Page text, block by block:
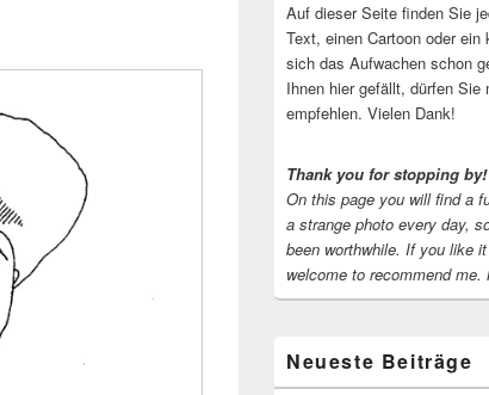
Auf dieser Seite finden Sie
Text, einen Cartoon oder
sich das Aufwachen schon
Ihnen hier gefällt, dürfen Sie
empfehlen. Vielen Dank!
Thank you for stopping by!
On this page you will find a
a strange photo every day,
been worthwhile. If you like
welcome to recommend me.
Neueste Beiträge